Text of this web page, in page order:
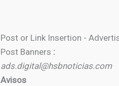
Post or Link Insertion -
Post Banners :
ads.digital@hsbnoticias.com
Avisos